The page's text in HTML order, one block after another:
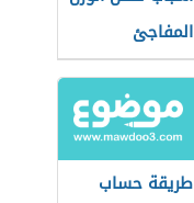
المفاجئ
طريقة حساب